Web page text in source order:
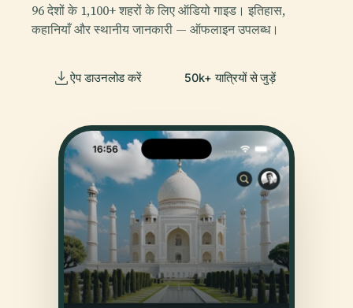
96 देशों के 1,100+ शहरों के लिए ऑडियो गाइड। इतिहास,
कहानियाँ और स्थानीय जानकारी — ऑफलाइन उपलब्ध।
ऐप डाउनलोड करें 50k+ यात्रियों से जुड़ें